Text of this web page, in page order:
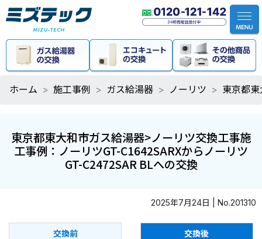
ホーム 施工事例 ガス給湯器 ノーリツ 東京都
東京都東大和市ガス給湯器>ノーリツ交換工事施
工事例：ノーリツGT-C1642SARXからノーリツ
GT-C2472SAR BLへの交換
2025年7月24日 | No.201310
交換前 交換後